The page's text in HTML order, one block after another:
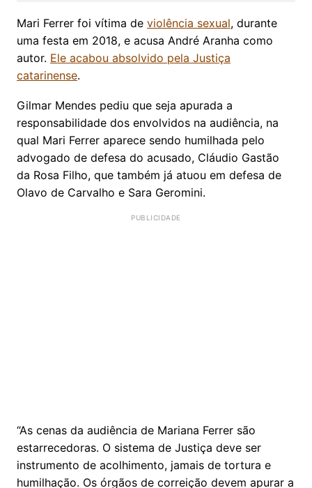
Mari Ferrer foi vítima de violência sexual, durante
uma festa em 2018, e acusa André Aranha como
autor. Ele acabou absolvido pela Justiça
catarinense.
Gilmar Mendes pediu que seja apurada a
responsabilidade dos envolvidos na audiência, na
qual Mari Ferrer aparece sendo humilhada pelo
advogado de defesa do acusado, Cláudio Gastão
da Rosa Filho, que também já atuou em defesa de
Olavo de Carvalho e Sara Geromini.
“As cenas da audiência de Mariana Ferrer são
estarrecedoras. O sistema de Justiça deve ser
instrumento de acolhimento, jamais de tortura e
humilhação. Os órgãos de correição devem apurar a